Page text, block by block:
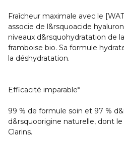
Fraîcheur maximale avec le
associe de l&rsquoacide
niveaux d&rsquohydratation de
framboise bio. Sa formule
la déshydratation.
Efficacité imparable*
99 % de formule soin et 97 %
d&rsquoorigine naturelle, dont
Clarins.